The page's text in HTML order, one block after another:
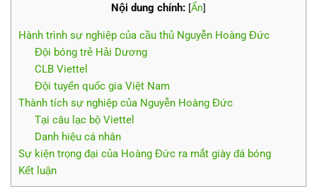
Nội dung chính: [Ẩn]
Hành trình sự nghiệp của cầu thủ Nguyễn Hoàng Đức
Đội bóng trẻ Hải Dương
CLB Viettel
Đội tuyển quốc gia Việt Nam
Thành tích sự nghiệp của Nguyễn Hoàng Đức
Tại câu lạc bộ Viettel
Danh hiệu cá nhân
Sự kiện trọng đại của Hoàng Đức ra mắt giày đá bóng
Kết luận